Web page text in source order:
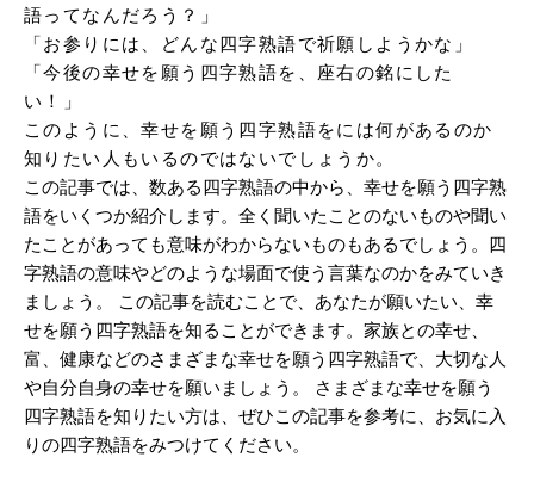
語ってなんだろう？」
「お参りには、どんな四字熟語で祈願しようかな」
「今後の幸せを願う四字熟語を、座右の銘にした
い！」
このように、幸せを願う四字熟語をには何があるのか
知りたい人もいるのではないでしょうか。
この記事では、数ある四字熟語の中から、幸せを願う四字熟
語をいくつか紹介します。全く聞いたことのないものや聞い
たことがあっても意味がわからないものもあるでしょう。四
字熟語の意味やどのような場面で使う言葉なのかをみていき
ましょう。 この記事を読むことで、あなたが願いたい、幸
せを願う四字熟語を知ることができます。家族との幸せ、
富、健康などのさまざまな幸せを願う四字熟語で、大切な人
や自分自身の幸せを願いましょう。 さまざまな幸せを願う
四字熟語を知りたい方は、ぜひこの記事を参考に、お気に入
りの四字熟語をみつけてください。